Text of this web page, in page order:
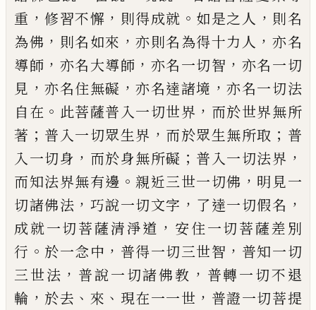
重 ，修習不懈 ， 則得成就 。 如是之人 ， 則名
為佛 ， 則名如來 ，亦則名為得十力人 ，亦名
導師 ， 亦名大導師 ， 亦名一切智 ， 亦名一切
見 ，亦名住無礙 ，亦名達諸境 ，亦名一切法
自在 。 此菩薩普入一切世界 ， 而於世界無所
著 ； 普入一切眾生界 ， 而於眾生無所取 ； 普
入一切身 ， 而於身無所礙 ； 普入一切法界 ，
而知法界無有邊 。親近三世一切佛 ， 明見一
切諸佛法 ， 巧說一切文字 ， 了達一切假名 ，
成就一切菩薩清淨道 ， 安住一切菩薩差別
行 。 於一念中 ， 普得一切三世智 ， 普知一切
三世法 ， 普說一切諸佛教 ， 普轉一切不退
輪 ， 於去 、 來 、 現在一一世 ， 普證一切菩提